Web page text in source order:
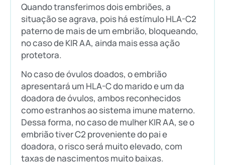
Quando transferimos dois embriões, a
situação se agrava, pois há estímulo HLA-C2
paterno de mais de um embrião, bloqueando,
no caso de KIR AA, ainda mais essa ação
protetora.
No caso de óvulos doados, o embrião
apresentará um HLA-C do marido e um da
doadora de óvulos, ambos reconhecidos
como estranhos ao sistema imune materno.
Dessa forma, no caso de mulher KIR AA, se o
embrião tiver C2 proveniente do pai e
doadora, o risco será muito elevado, com
taxas de nascimentos muito baixas.